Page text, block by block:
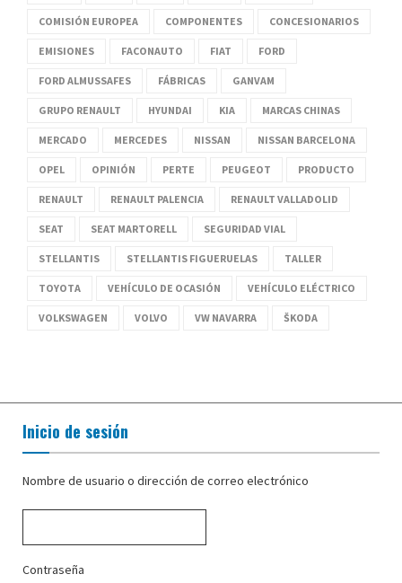
COMISIÓN EUROPEA COMPONENTES CONCESIONARIOS
EMISIONES FACONAUTO FIAT FORD
FORD ALMUSSAFES FÁBRICAS GANVAM
GRUPO RENAULT HYUNDAI KIA MARCAS CHINAS
MERCADO MERCEDES NISSAN NISSAN BARCELONA
OPEL OPINIÓN PERTE PEUGEOT PRODUCTO
RENAULT RENAULT PALENCIA RENAULT VALLADOLID
SEAT SEAT MARTORELL SEGURIDAD VIAL
STELLANTIS STELLANTIS FIGUERUELAS TALLER
TOYOTA VEHÍCULO DE OCASIÓN VEHÍCULO ELÉCTRICO
VOLKSWAGEN VOLVO VW NAVARRA ŠKODA
Inicio de sesión
Nombre de usuario o dirección de correo electrónico
Contraseña